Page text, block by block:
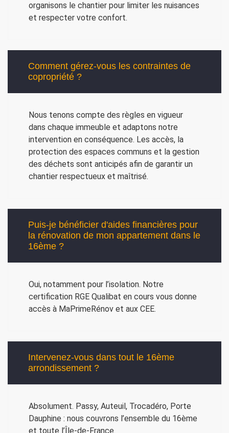
organisons le chantier pour limiter les nuisances
et respecter votre confort.
Comment gérez-vous les contraintes de
copropriété ?
Nous tenons compte des règles en vigueur
dans chaque immeuble et adaptons notre
intervention en conséquence. Les accès, la
protection des espaces communs et la gestion
des déchets sont anticipés afin de garantir un
chantier respectueux et maîtrisé.
Puis-je bénéficier d'aides financières pour
la rénovation de mon appartement dans le
16ème ?
Oui, notamment pour l’isolation. Notre
certification RGE Qualibat en cours vous donne
accès à MaPrimeRénov et aux CEE.
Intervenez-vous dans tout le 16ème
arrondissement ?
Absolument. Passy, Auteuil, Trocadéro, Porte
Dauphine : nous couvrons l’ensemble du 16ème
et toute l’Île-de-France.